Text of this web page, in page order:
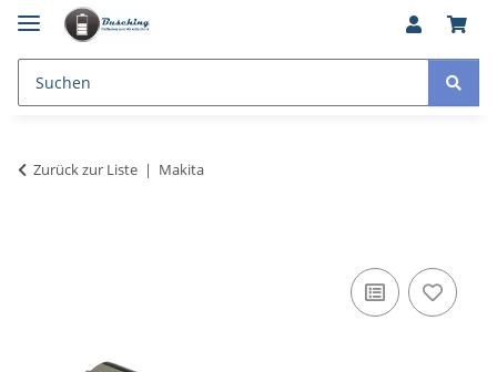
Zurück zur Liste Makita